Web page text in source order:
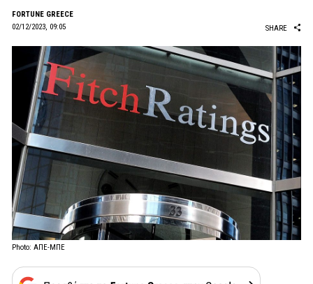
FORTUNE GREECE
02/12/2023, 09:05
SHARE
Photo: ΑΠΕ-ΜΠΕ